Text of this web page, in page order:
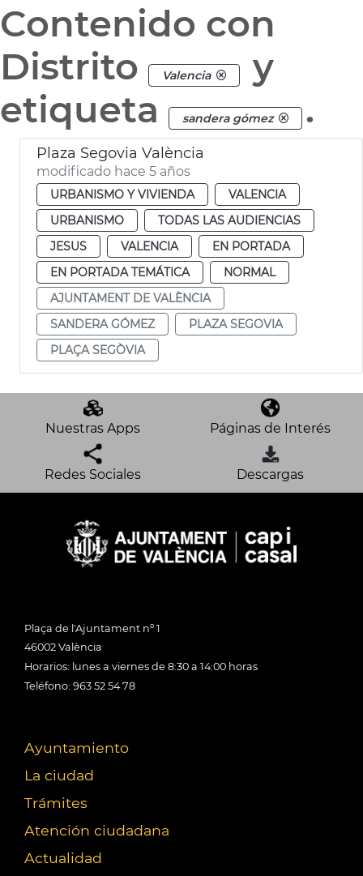
Contenido con
Distrito
Valencia
y
etiqueta
sandera gómez .
Plaza Segovia València
modificado hace 5 años
URBANISMO Y VIVIENDA
VALENCIA
URBANISMO
TODAS LAS AUDIENCIAS
JESUS
VALENCIA
EN PORTADA
EN PORTADA TEMÁTICA
NORMAL
AJUNTAMENT DE VALÈNCIA
SANDERA GÓMEZ
PLAZA SEGOVIA
PLAÇA SEGÒVIA
Nuestras Apps Páginas de Interés
Redes Sociales Descargas
Plaça de l'Ajuntament nº 1
46002 València
Horarios: lunes a viernes de 8:30 a 14:00 horas
Teléfono: 963 52 54 78
Ayuntamiento
La ciudad
Trámites
Atención ciudadana
Actualidad